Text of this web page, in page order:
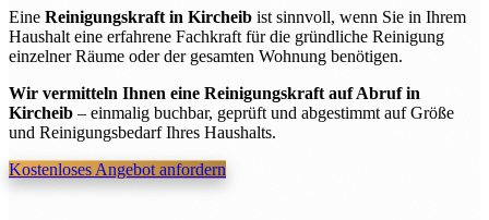
Eine Reinigungskraft in Kircheib ist sinnvoll, wenn Sie in Ihrem
Haushalt eine erfahrene Fachkraft für die gründliche Reinigung
einzelner Räume oder der gesamten Wohnung benötigen.
Wir vermitteln Ihnen eine Reinigungskraft auf Abruf in
Kircheib– einmalig buchbar, geprüft und abgestimmt auf Größe
und Reinigungsbedarf Ihres Haushalts.
Kostenloses Angebot anfordern